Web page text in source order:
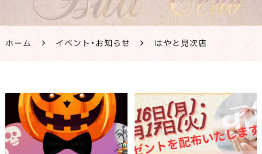
ケ ブルエコ
ー公式サイ
ト | 霧島市・
姶良市・鹿
屋市、八代
市で営業中
ホーム イベント・お知らせ はやと見次店